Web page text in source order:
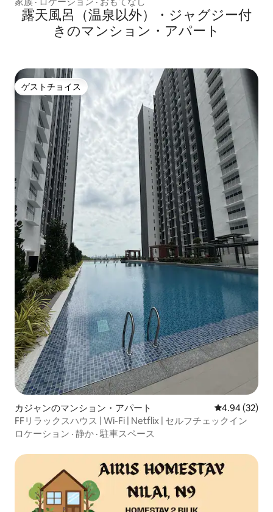
露天風呂（温泉以外）・ジャグジー付
きのマンション・アパート
ゲストチョイス
ゲストチョイス
カジャンのマンション・アパート レビュー32
4.94 (32)
FFリラックスハウス | Wi-Fi | Netflix | セルフチェックイン
ロケーション · 静か · 駐車スペース